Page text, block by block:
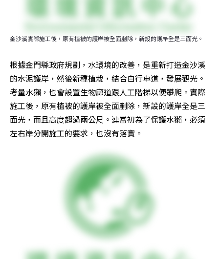
金沙溪實際施工後，原有植被的護岸被全面剷除，新設的護岸全是三面光。
根據金門縣政府規劃，水環境的改善，是重新打造金沙溪
的水泥護岸，然後新種植栽，結合自行車道，發展觀光。
考量水獺，也會設置生物廊道跟人工階梯以便攀爬。實際
施工後，原有植被的護岸被全面剷除，新設的護岸全是三
面光，而且高度超過兩公尺。連當初為了保護水獺，必須
左右岸分開施工的要求，也沒有落實。